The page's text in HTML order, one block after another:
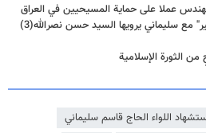
عملا على حماية المسيحيين في العراق
مع سليماني يرويها السيد حسن نصرالله(3)
الثورة الإسلامية
اللواء الحاج قاسم سليماني